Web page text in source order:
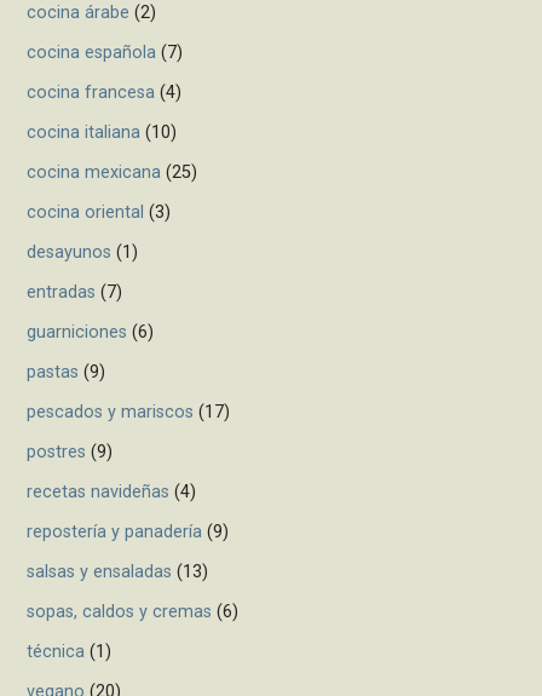
cocina árabe (2)
cocina española (7)
cocina francesa (4)
cocina italiana (10)
cocina mexicana (25)
cocina oriental (3)
desayunos (1)
entradas (7)
guarniciones (6)
pastas (9)
pescados y mariscos (17)
postres (9)
recetas navideñas (4)
repostería y panadería (9)
salsas y ensaladas (13)
sopas, caldos y cremas (6)
técnica (1)
vegano (20)